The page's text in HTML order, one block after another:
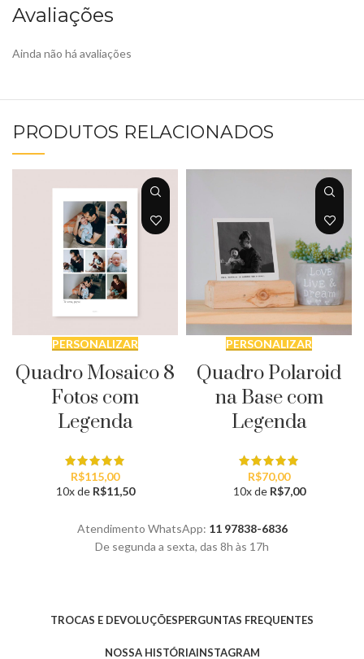
Avaliações
Ainda não há avaliações
PRODUTOS RELACIONADOS
PERSONALIZAR
Quadro Mosaico 8
Fotos com
Legenda
R$115,00
10x de R$11,50
PERSONALIZAR
Quadro Polaroid
na Base com
Legenda
R$70,00
10x de R$7,00
Atendimento WhatsApp: 11 97838-6836
De segunda a sexta, das 8h às 17h
TROCAS E DEVOLUÇÕESPERGUNTAS FREQUENTES
NOSSA HISTÓRIAINSTAGRAM